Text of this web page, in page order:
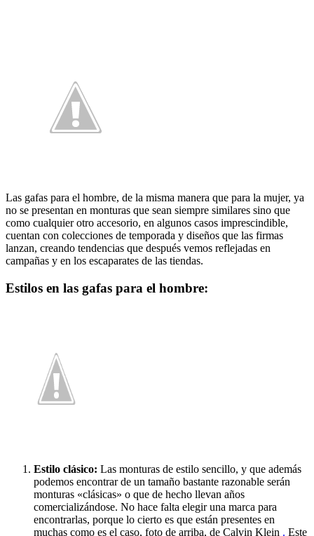
Las gafas para el hombre, de la misma manera que para la mujer, ya
no se presentan en monturas que sean siempre similares sino que
como cualquier otro accesorio, en algunos casos imprescindible,
cuentan con colecciones de temporada y diseños que las firmas
lanzan, creando tendencias que después vemos reflejadas en
campañas y en los escaparates de las tiendas.
Estilos en las gafas para el hombre:
Estilo clásico: Las monturas de estilo sencillo, y que además
podemos encontrar de un tamaño bastante razonable serán
monturas «clásicas» o que de hecho llevan años
comercializándose. No hace falta elegir una marca para
encontrarlas, porque lo cierto es que están presentes en
muchas como es el caso, foto de arriba, de Calvin Klein . Este